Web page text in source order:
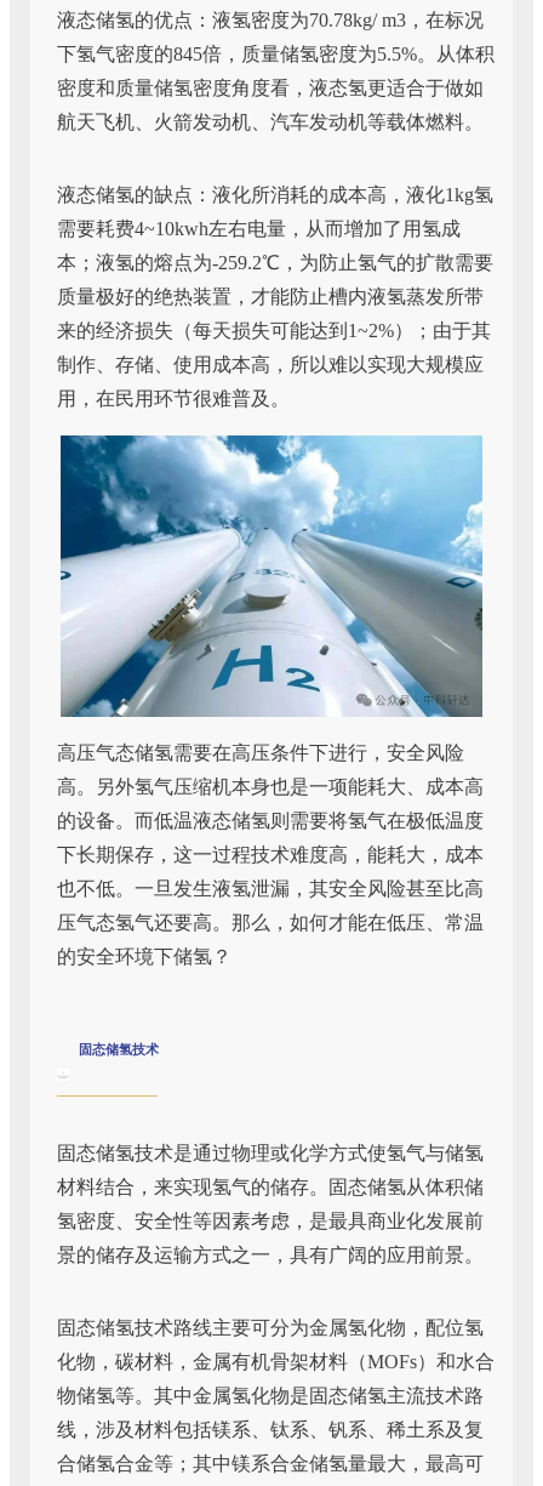
液态储氢的优点：液氢密度为70.78kg/ m3，在标况
下氢气密度的845倍，质量储氢密度为5.5%。从体积
密度和质量储氢密度角度看，液态氢更适合于做如
航天飞机、火箭发动机、汽车发动机等载体燃料。
液态储氢的缺点：液化所消耗的成本高，液化1kg氢
需要耗费4~10kwh左右电量，从而增加了用氢成
本；液氢的熔点为-259.2℃，为防止氢气的扩散需要
质量极好的绝热装置，才能防止槽内液氢蒸发所带
来的经济损失（每天损失可能达到1~2%）；由于其
制作、存储、使用成本高，所以难以实现大规模应
用，在民用环节很难普及。
高压气态储氢需要在高压条件下进行，安全风险
高。另外氢气压缩机本身也是一项能耗大、成本高
的设备。而低温液态储氢则需要将氢气在极低温度
下长期保存，这一过程技术难度高，能耗大，成本
也不低。一旦发生液氢泄漏，其安全风险甚至比高
压气态氢气还要高。那么，如何才能在低压、常温
的安全环境下储氢？
固态储氢技术
固态储氢技术是通过物理或化学方式使氢气与储氢
材料结合，来实现氢气的储存。固态储氢从体积储
氢密度、安全性等因素考虑，是最具商业化发展前
景的储存及运输方式之一，具有广阔的应用前景。
固态储氢技术路线主要可分为金属氢化物，配位氢
化物，碳材料，金属有机骨架材料（MOFs）和水合
物储氢等。其中金属氢化物是固态储氢主流技术路
线，涉及材料包括镁系、钛系、钒系、稀土系及复
合储氢合金等；其中镁系合金储氢量最大，最高可